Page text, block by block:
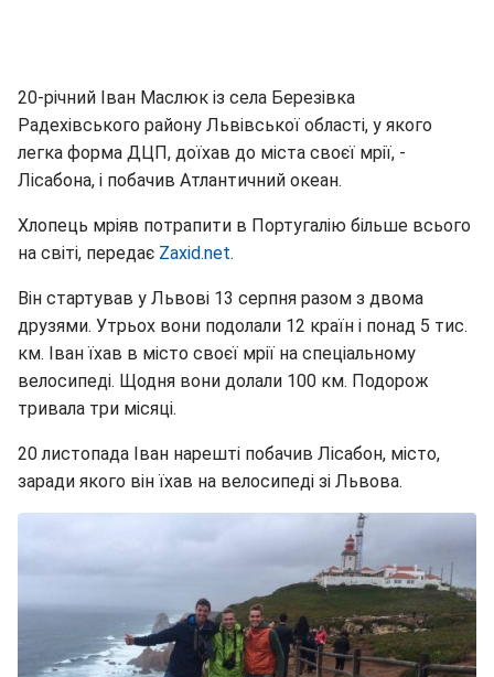
20-річний Іван Маслюк із села Березівка
Радехівського району Львівської області, у якого
легка форма ДЦП, доїхав до міста своєї мрії, -
Лісабона, і побачив Атлантичний океан.
Хлопець мріяв потрапити в Португалію більше всього
на світі, передає Zaxid.net.
Він стартував у Львові 13 серпня разом з двома
друзями. Утрьох вони подолали 12 країн і понад 5 тис.
км. Іван їхав в місто своєї мрії на спеціальному
велосипеді. Щодня вони долали 100 км. Подорож
тривала три місяці.
20 листопада Іван нарешті побачив Лісабон, місто,
заради якого він їхав на велосипеді зі Львова.